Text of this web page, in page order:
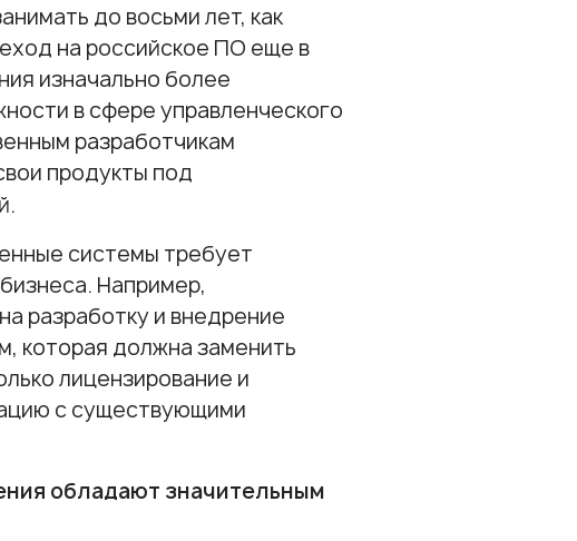
до восьми лет, как
на российское ПО еще в
изначально более
в сфере управленческого
разработчикам
продукты под
системы требует
Например,
разработку и внедрение
которая должна заменить
лицензирование и
с существующими
обладают значительным